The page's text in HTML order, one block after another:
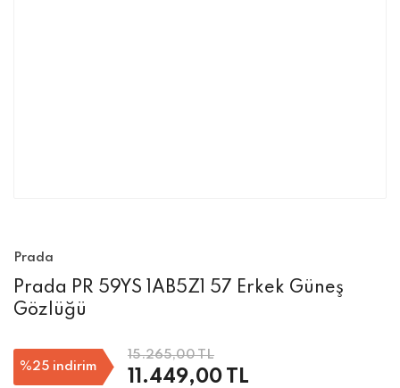
Prada
Prada PR 59YS 1AB5Z1 57 Erkek Güneş
Gözlüğü
%25 indirim
15.265,00 TL
11.449,00 TL